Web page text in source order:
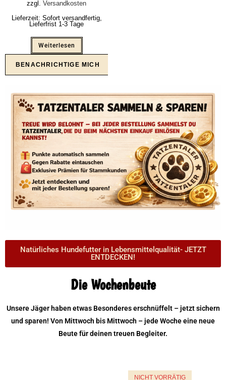
zzgl. Versandkosten
Lieferzeit: Sofort versandfertig,
Lieferfrist 1-3 Tage
Weiterlesen
Natürliches Hundefutter in Lebensmittelqualität- JETZT
ENTDECKEN!
Die Wochenbeute
Unsere Jäger haben etwas Besonderes erschnüffelt – jetzt sichern
und sparen! Von Mittwoch bis Mittwoch – jede Woche eine neue
Beute für deinen treuen Begleiter.
NICHT VORRÄTIG